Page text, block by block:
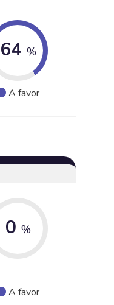
64 %
A favor
0 %
A favor